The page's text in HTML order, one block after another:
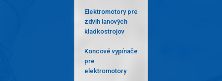
Elektromotory pre
zdvih lanových
kladkostrojov
Koncové vypínače
pre
elektromotory